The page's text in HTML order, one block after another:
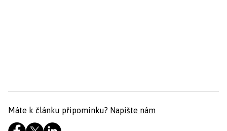
Máte k článku připomínku? Napište nám